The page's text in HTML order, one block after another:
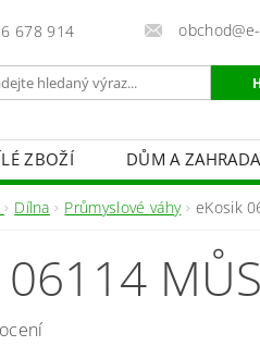
678 914
ZBOŽÍ DŮM A ZAHRADA
A ALARMY OSVĚTLENÍ
Dílna Průmyslové váhy eKosik
06114